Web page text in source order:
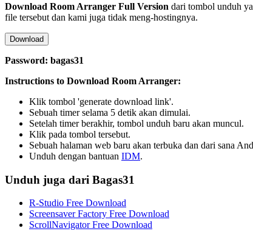
Download Room Arranger Full Version dari tombol unduh
file tersebut dan kami juga tidak meng-hostingnya.
Download
Password: bagas31
Instructions to Download Room Arranger:
Klik tombol 'generate download link'.
Sebuah timer selama 5 detik akan dimulai.
Setelah timer berakhir, tombol unduh baru akan muncul.
Klik pada tombol tersebut.
Sebuah halaman web baru akan terbuka dan dari sana
Unduh dengan bantuan IDM.
Unduh juga dari Bagas31
R-Studio Free Download
Screensaver Factory Free Download
ScrollNavigator Free Download